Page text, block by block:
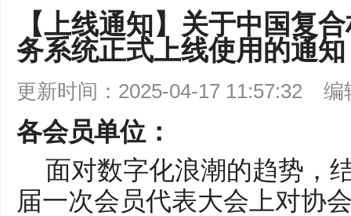
【上线通知】关于中国复
务系统正式上线使用的通知
更新时间：2025-04-17 11:57:32 编
各会员单位：
面对数字化浪潮的趋势，
届一次会员代表大会上对协